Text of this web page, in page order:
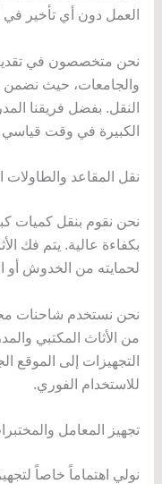
العمل دون أي تأخير
نحن متخصصون في
والجامعات، حيث نضمن
النقل. بفضل فريقنا
الكبيرة في وقت قياسي
نقل المقاعد والطاولات
نحن نقوم بنقل كميات
بكفاءة عالية. يتم فك
لحمايته من الخدوش أو
نحن نستخدم شاحنات
من الأثاث المكتبي
التجهيزات إلى الموقع
للاستخدام الفوري.
تجهيز المعامل
نولي اهتماماً خاصاً